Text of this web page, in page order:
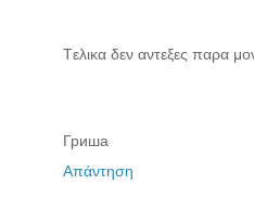
Tελικα δεν αντεξες παρα
Гриша
Απάντηση